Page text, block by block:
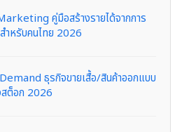
คู่มือสร้างรายได้จากการ
ำหรับคนไทย 2026
ธุรกิจขายเสื้อ/สินค้าออกแบบ
สต็อก 2026